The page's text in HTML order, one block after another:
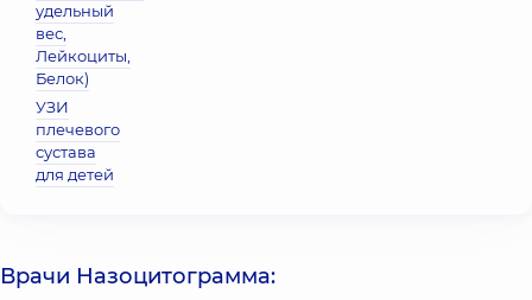
удельный
вес,
Лейкоциты,
Белок)
УЗИ
плечевого
сустава
для детей
Врачи Назоцитограмма: